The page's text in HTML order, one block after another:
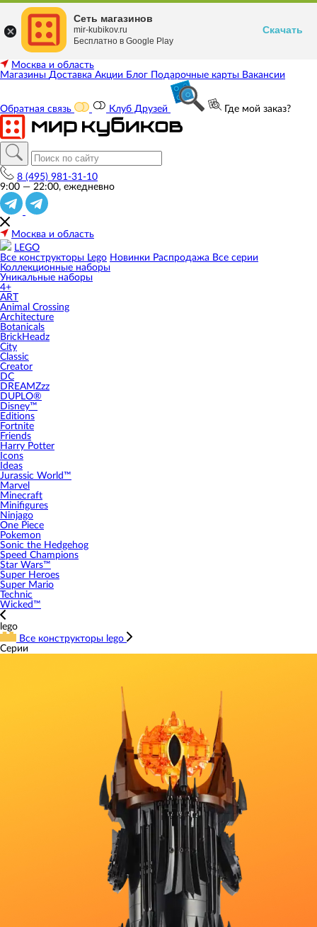
Москва и область
Магазины Доставка Акции Блог Подарочные карты Вакансии
Обратная связь Клуб Друзей Где мой заказ?
8 (495) 981-31-10
9:00 — 22:00, ежедневно
Москва и область
LEGO
Все конструкторы Lego Новинки Распродажа Все серии
Коллекционные наборы
Уникальные наборы
4+
ART
Animal Crossing
Architecture
Botanicals
BrickHeadz
City
Classic
Creator
DC
DREAMZzz
DUPLO®
Disney™
Editions
Fortnite
Friends
Harry Potter
Icons
Ideas
Jurassic World™
Marvel
Minecraft
Minifigures
Ninjago
One Piece
Pokemon
Sonic the Hedgehog
Speed Champions
Star Wars™
Super Heroes
Super Mario
Technic
Wicked™
lego
Все конструкторы lego
Серии
Сеть магазинов
mir-kubikov.ru
Бесплатно в Google Play
Скачать